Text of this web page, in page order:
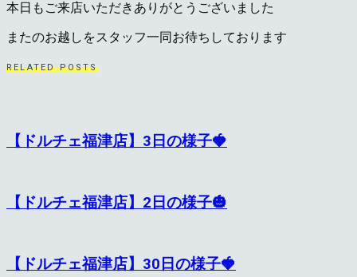
本日もご来店いただきありがとうございました
またのお越しをスタッフ一同お待ちしております
RELATED POSTS
【ドルチェ福津店】3日の様子🍓
【ドルチェ福津店】2日の様子🎃
【ドルチェ福津店】30日の様子🍓